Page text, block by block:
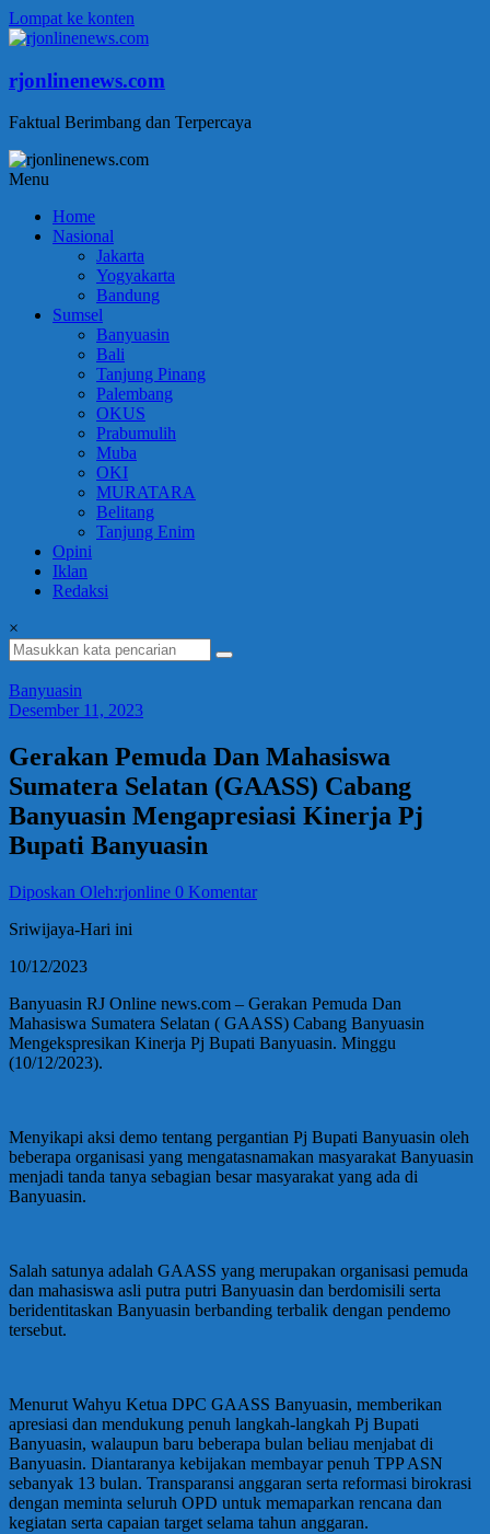
Lompat ke konten
rjonlinenews.com
Faktual Berimbang dan Terpercaya
Menu
Home
Nasional
Jakarta
Yogyakarta
Bandung
Sumsel
Banyuasin
Bali
Tanjung Pinang
Palembang
OKUS
Prabumulih
Muba
OKI
MURATARA
Belitang
Tanjung Enim
Opini
Iklan
Redaksi
×
Banyuasin
Desember 11, 2023
Gerakan Pemuda Dan Mahasiswa
Sumatera Selatan (GAASS) Cabang
Banyuasin Mengapresiasi Kinerja Pj
Bupati Banyuasin
Diposkan Oleh:rjonline 0 Komentar
Sriwijaya-Hari ini
10/12/2023
Banyuasin RJ Online news.com – Gerakan Pemuda Dan
Mahasiswa Sumatera Selatan ( GAASS) Cabang Banyuasin
Mengekspresikan Kinerja Pj Bupati Banyuasin. Minggu
(10/12/2023).
Menyikapi aksi demo tentang pergantian Pj Bupati Banyuasin oleh
beberapa organisasi yang mengatasnamakan masyarakat Banyuasin
menjadi tanda tanya sebagian besar masyarakat yang ada di
Banyuasin.
Salah satunya adalah GAASS yang merupakan organisasi pemuda
dan mahasiswa asli putra putri Banyuasin dan berdomisili serta
beridentitaskan Banyuasin berbanding terbalik dengan pendemo
tersebut.
Menurut Wahyu Ketua DPC GAASS Banyuasin, memberikan
apresiasi dan mendukung penuh langkah-langkah Pj Bupati
Banyuasin, walaupun baru beberapa bulan beliau menjabat di
Banyuasin. Diantaranya kebijakan membayar penuh TPP ASN
sebanyak 13 bulan. Transparansi anggaran serta reformasi birokrasi
dengan meminta seluruh OPD untuk memaparkan rencana dan
kegiatan serta capaian target selama tahun anggaran.